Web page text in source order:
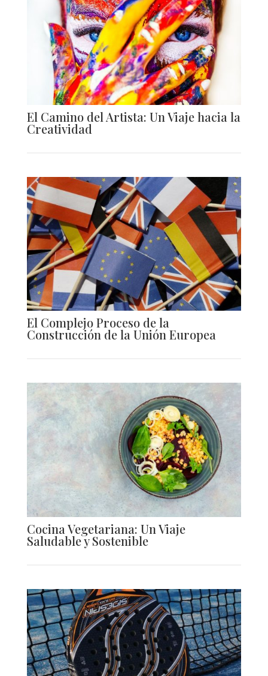
El Camino del Artista: Un Viaje hacia la
Creatividad
El Complejo Proceso de la
Construcción de la Unión Europea
Cocina Vegetariana: Un Viaje
Saludable y Sostenible